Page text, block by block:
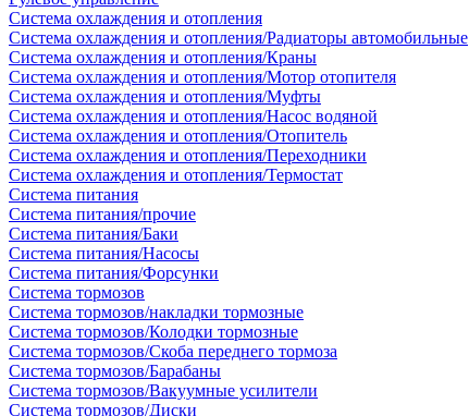
Система охлаждения и отопления
Система охлаждения и отопления/Радиаторы автомобильные
Система охлаждения и отопления/Краны
Система охлаждения и отопления/Мотор отопителя
Система охлаждения и отопления/Муфты
Система охлаждения и отопления/Насос водяной
Система охлаждения и отопления/Отопитель
Система охлаждения и отопления/Переходники
Система охлаждения и отопления/Термостат
Система питания
Система питания/прочие
Система питания/Баки
Система питания/Насосы
Система питания/Форсунки
Система тормозов
Система тормозов/накладки тормозные
Система тормозов/Колодки тормозные
Система тормозов/Скоба переднего тормоза
Система тормозов/Барабаны
Система тормозов/Вакуумные усилители
Система тормозов/Диски